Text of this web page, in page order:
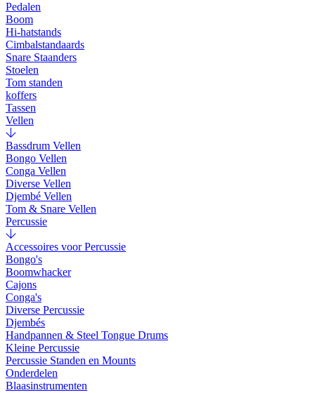
Pedalen
Boom
Hi-hatstands
Cimbalstandaards
Snare Staanders
Stoelen
Tom standen
koffers
Tassen
Vellen
Bassdrum Vellen
Bongo Vellen
Conga Vellen
Diverse Vellen
Djembé Vellen
Tom & Snare Vellen
Percussie
Accessoires voor Percussie
Bongo's
Boomwhacker
Cajons
Conga's
Diverse Percussie
Djembés
Handpannen & Steel Tongue Drums
Kleine Percussie
Percussie Standen en Mounts
Onderdelen
Blaasinstrumenten